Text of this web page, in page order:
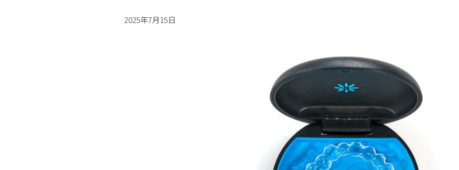
マウスピース型矯正歯
「インビザライン」
2025年7月15日